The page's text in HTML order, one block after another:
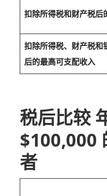
扣除所得税和财产税后
扣除所得税、财产税和
后的最高可支配收入
税后比较
$100,000
者